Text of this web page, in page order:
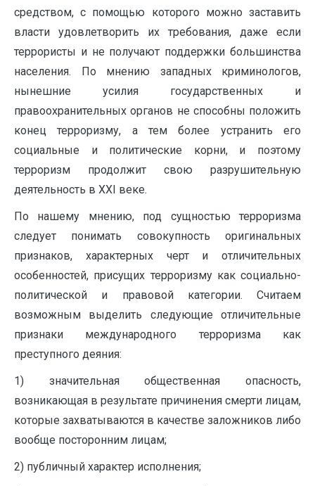
средством, с помощью которого можно заставить
власти удовлетворить их требования, даже если
террористы и не получают поддержки большинства
населения. По мнению западных криминологов,
нынешние усилия государственных и
правоохранительных органов не способны положить
конец терроризму, а тем более устранить его
социальные и политические корни, и поэтому
терроризм продолжит свою разрушительную
деятельность в XXI веке.
По нашему мнению, под сущностью терроризма
следует понимать совокупность оригинальных
признаков, характерных черт и отличительных
особенностей, присущих терроризму как социально-
политической и правовой категории. Считаем
возможным выделить следующие отличительные
признаки международного терроризма как
преступного деяния:
1) значительная общественная опасность,
возникающая в результате причинения смерти лицам,
которые захватываются в качестве заложников либо
вообще посторонним лицам;
2) публичный характер исполнения;